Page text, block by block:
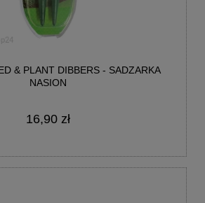
& PLANT DIBBERS - SADZARKA
NASION
16,90 zł